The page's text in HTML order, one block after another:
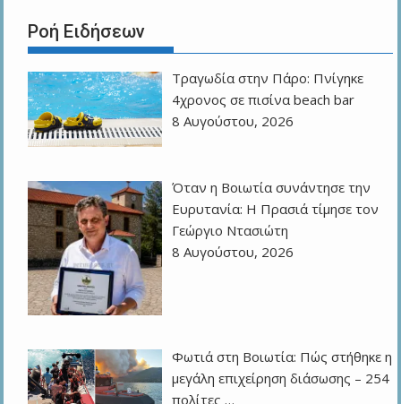
Ροή Ειδήσεων
Τραγωδία στην Πάρο: Πνίγηκε
4χρονος σε πισίνα beach bar
8 Αυγούστου, 2026
Όταν η Βοιωτία συνάντησε την
Ευρυτανία: Η Πρασιά τίμησε τον
Γεώργιο Ντασιώτη
8 Αυγούστου, 2026
Φωτιά στη Βοιωτία: Πώς στήθηκε η
μεγάλη επιχείρηση διάσωσης – 254
πολίτες …